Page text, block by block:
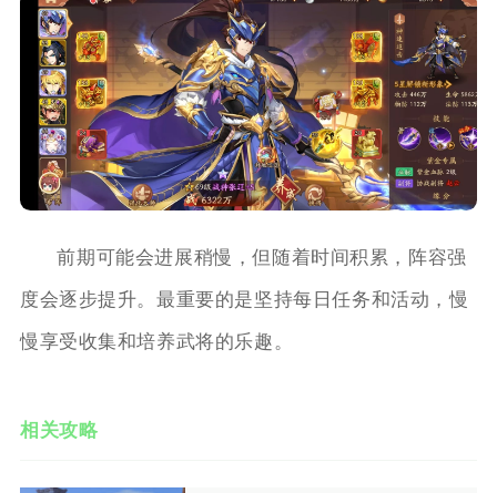
前期可能会进展稍慢，但随着时间积累，阵容强
度会逐步提升。最重要的是坚持每日任务和活动，慢
慢享受收集和培养武将的乐趣。
相关攻略